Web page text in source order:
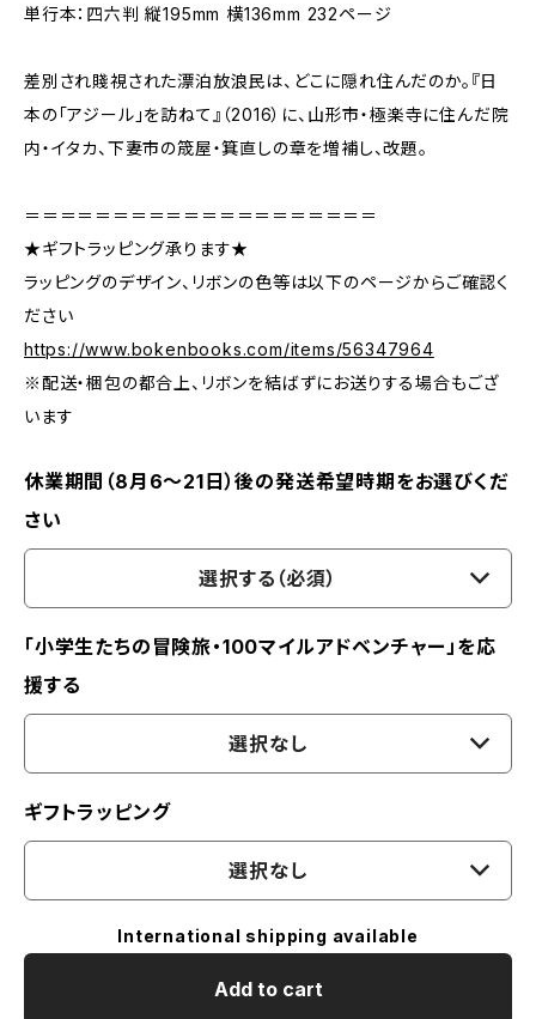
単行本：四六判 縦195mm 横136mm 232ページ
差別され賤視された漂泊放浪民は、どこに隠れ住んだのか。『日
本の「アジール」を訪ねて』（2016）に、山形市・極楽寺に住んだ院
内・イタカ、下妻市の筬屋・箕直しの章を増補し、改題。
＝＝＝＝＝＝＝＝＝＝＝＝＝＝＝＝＝＝＝＝
★ギフトラッピング承ります★
ラッピングのデザイン、リボンの色等は以下のページからご確認く
ださい
https://www.bokenbooks.com/items/56347964
※配送・梱包の都合上、リボンを結ばずにお送りする場合もござ
います
休業期間（8月6〜21日）後の発送希望時期をお選びくだ
さい
選択する（必須）
「小学生たちの冒険旅・100マイルアドベンチャー」を応
援する
選択なし
ギフトラッピング
選択なし
International shipping available
Add to cart